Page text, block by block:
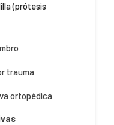
(prótesis
trauma
ortopédica